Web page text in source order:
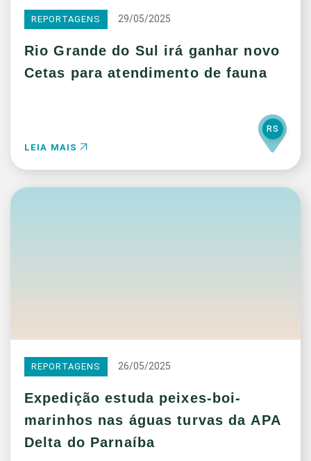
REPORTAGENS 29/05/2025
Rio Grande do Sul irá ganhar novo
Cetas para atendimento de fauna
LEIA MAIS
RS
REPORTAGENS 26/05/2025
Expedição estuda peixes-boi-
marinhos nas águas turvas da APA
Delta do Parnaíba